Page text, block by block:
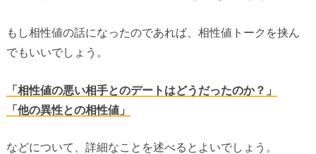
もし相性値の話になったのであれば、相性値トークを挟ん
でもいいでしょう。
「相性値の悪い相手とのデートはどうだったのか？」
「他の異性との相性値」
などについて、詳細なことを述べるとよいでしょう。